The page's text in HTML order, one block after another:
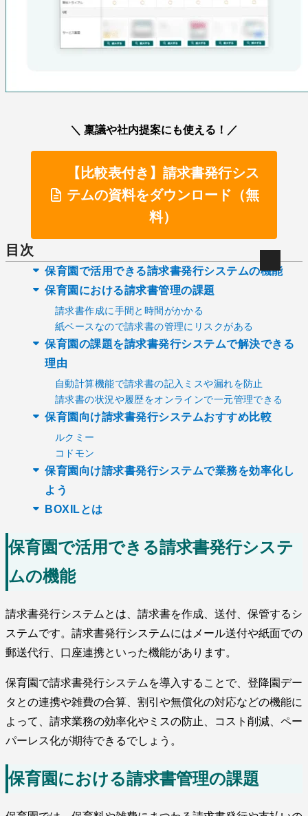
＼ 稟議や社内提案にも使える！／
【比較表付き】請求書発行シス
テムの資料をダウンロード（無
料）
目次
保育園で活用できる請求書発行システムの機能
保育園における請求書管理の課題
請求書作成に手間と時間がかかる
紙ベースなので請求書の管理にリスクがある
保育園の課題を請求書発行システムで解決できる
理由
自動計算機能で請求書の記入ミスや漏れを防止
請求書の状況や履歴をオンラインで一元管理できる
保育園向け請求書発行システムおすすめ比較
ルクミー
コドモン
保育園向け請求書発行システムで業務を効率化し
よう
BOXILとは
保育園で活用できる請求書発行システ
ムの機能
請求書発行システムとは、請求書を作成、送付、保管するシ
ステムです。請求書発行システムにはメール送付や紙面での
郵送代行、口座連携といった機能があります。
保育園で請求書発行システムを導入することで、登降園デー
タとの連携や雑費の合算、割引や無償化の対応などの機能に
よって、請求業務の効率化やミスの防止、コスト削減、ペー
パーレス化が期待できるでしょう。
保育園における請求書管理の課題